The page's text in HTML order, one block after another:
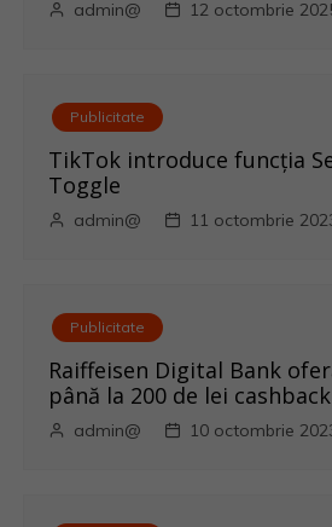
admin@ 12 octombrie
Publicitate
TikTok introduce funcția
Toggle
admin@ 11 octombrie
Publicitate
Raiffeisen Digital Bank
până la 200 de lei cashback
admin@ 10 octombrie